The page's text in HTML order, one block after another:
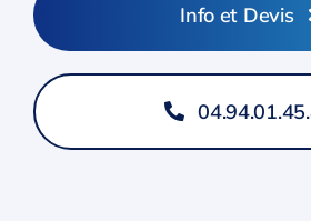
Info et Devis